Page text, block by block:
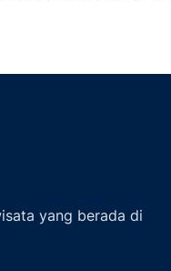
yang berada di